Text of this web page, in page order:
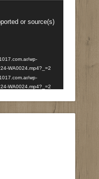
or source(s)
wp-
WA0024.mp4?_=2
wp-
WA0024.mp4?_=2